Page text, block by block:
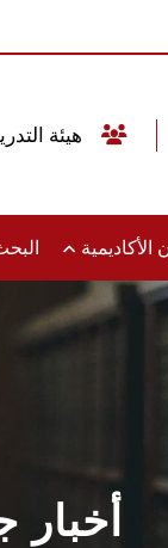
الأكاديمية